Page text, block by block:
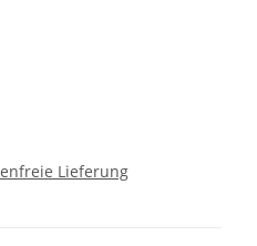
Lieferung